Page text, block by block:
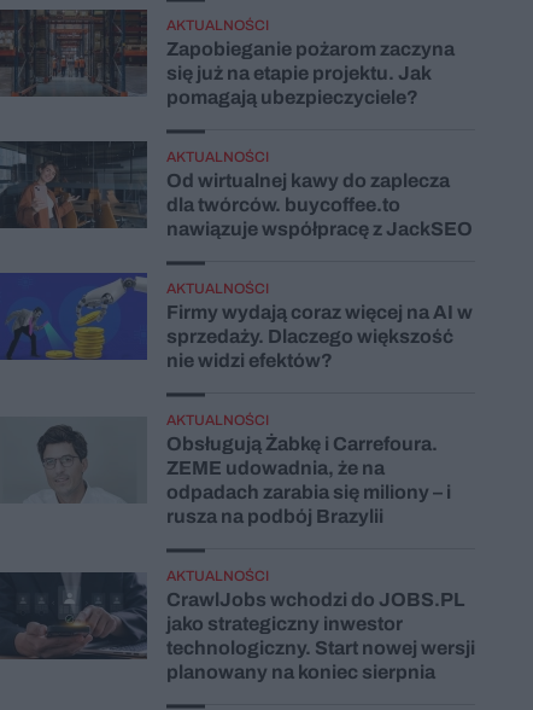
AKTUALNOŚCI
Zapobieganie pożarom zaczyna
się już na etapie projektu. Jak
pomagają ubezpieczyciele?
AKTUALNOŚCI
Od wirtualnej kawy do zaplecza
dla twórców. buycoffee.to
nawiązuje współpracę z JackSEO
AKTUALNOŚCI
Firmy wydają coraz więcej na AI w
sprzedaży. Dlaczego większość
nie widzi efektów?
AKTUALNOŚCI
Obsługują Żabkę i Carrefoura.
ZEME udowadnia, że na
odpadach zarabia się miliony – i
rusza na podbój Brazylii
AKTUALNOŚCI
CrawlJobs wchodzi do JOBS.PL
jako strategiczny inwestor
technologiczny. Start nowej wersji
planowany na koniec sierpnia